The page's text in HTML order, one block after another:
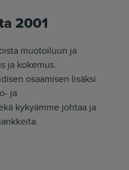
2001
muotoiluun ja
ja kokemus.
osaamisen lisäksi
ja
kykyämme johtaa ja